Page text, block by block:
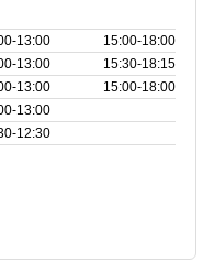
15:00‑18:00
15:30‑18:15
15:00‑18:00